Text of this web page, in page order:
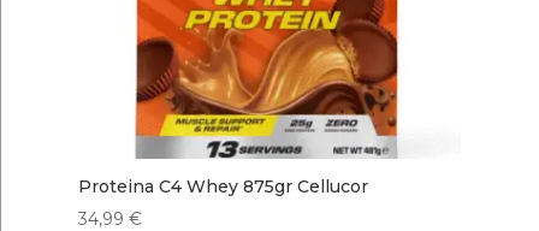
Proteina C4 Whey 875gr Cellucor
34,99 €